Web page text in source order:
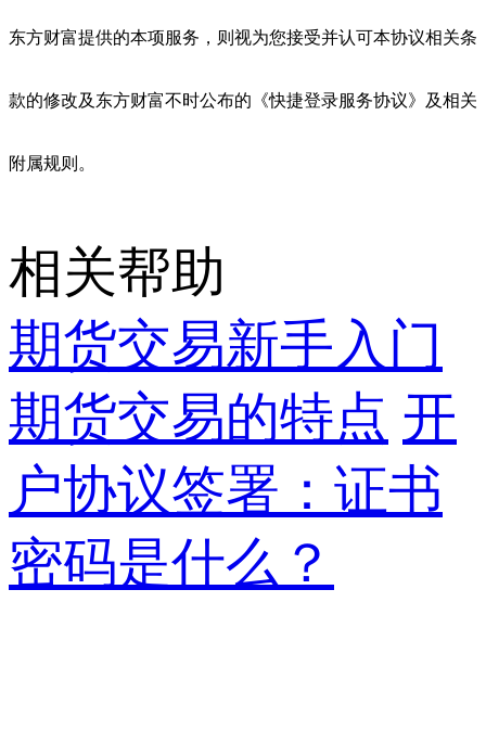
东方财富提供的本项服务，则视为您接受并认可本协议相关条
款的修改及东方财富不时公布的《快捷登录服务协议》及相关
附属规则。
相关帮助
期货交易新手入门
期货交易的特点 开
户协议签署：证书
密码是什么？